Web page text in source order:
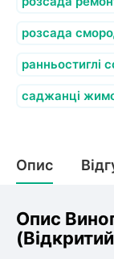
Мирт
Алича
Агрус
Ірга
Платан
Вейгела
Спірея
Азалія
Сітка
Садова
розсада
ранньостиглі
саджанці
Опис
Опис